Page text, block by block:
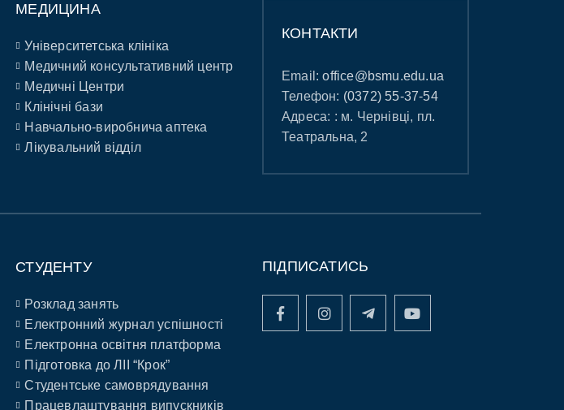
МЕДИЦИНА
Університетська клініка
Медичний консультативний центр
Медичні Центри
Клінічні бази
Навчально-виробнича аптека
Лікувальний відділ
КОНТАКТИ
Email:office@bsmu.edu.ua
Телефон: (0372) 55-37-54
Адреса: : м. Чернівці, пл.
Театральна, 2
СТУДЕНТУ
Розклад занять
Електронний журнал успішності
Електронна освітня платформа
Підготовка до ЛІІ “Крок”
Студентське самоврядування
Працевлаштування випускників
ПІДПИСАТИСЬ